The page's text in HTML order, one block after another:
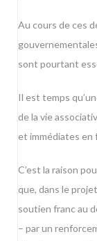
Au cours de ces
sont pourtant
Il est temps
de la vie
et immédiates en
C’est la raison
que, dans le
soutien franc au
– par un